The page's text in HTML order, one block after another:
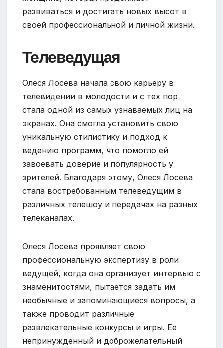
развиваться и достигать новых высот в
своей профессиональной и личной жизни.
Телеведущая
Олеся Лосева начала свою карьеру в
телевидении в молодости и с тех пор
стала одной из самых узнаваемых лиц на
экранах. Она смогла установить свою
уникальную стилистику и подход к
ведению программ, что помогло ей
завоевать доверие и популярность у
зрителей. Благодаря этому, Олеся Лосева
стала востребованным телеведущим в
различных телешоу и передачах на разных
телеканалах.
Олеся Лосева проявляет свою
профессиональную экспертизу в роли
ведущей, когда она организует интервью с
знаменитостями, пытается задать им
необычные и запоминающиеся вопросы, а
также проводит различные
развлекательные конкурсы и игры. Ее
непринужденный и доброжелательный